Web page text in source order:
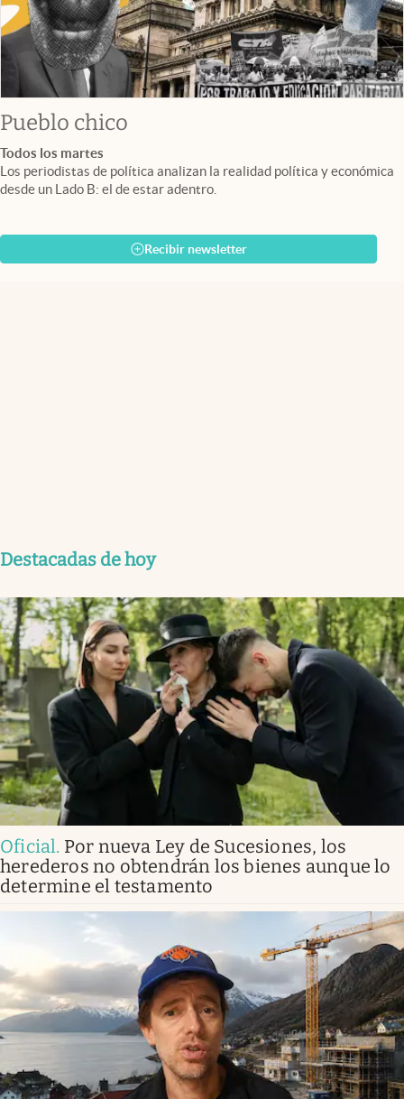
Pueblo chico
Todos los martes
Los periodistas de política analizan la realidad política y económica
desde un Lado B: el de estar adentro.
Recibir newsletter
Destacadas de hoy
Oficial. Por nueva Ley de Sucesiones, los
herederos no obtendrán los bienes aunque lo
determine el testamento